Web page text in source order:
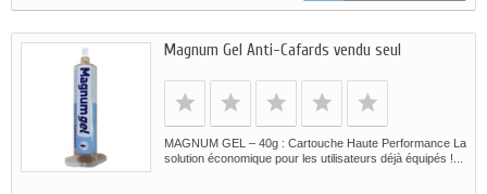
Magnum Gel Anti-Cafards vendu seul
MAGNUM GEL – 40g : Cartouche Haute Performance La
solution économique pour les utilisateurs déjà équipés !...